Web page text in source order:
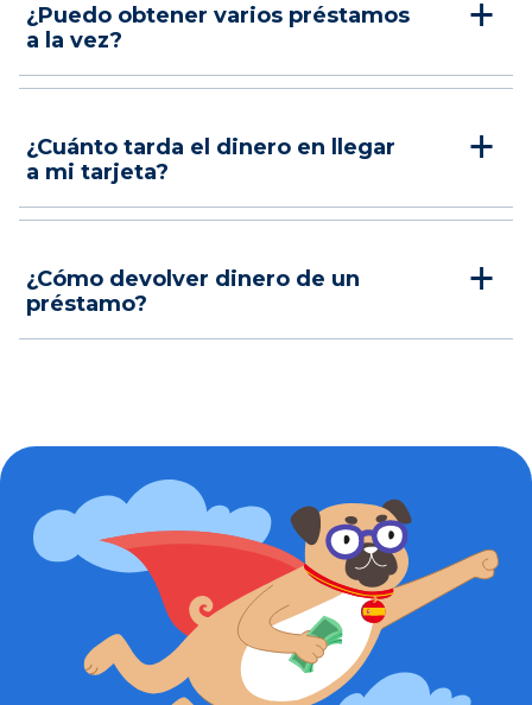
¿Puedo obtener varios préstamos
a la vez?
¿Cuánto tarda el dinero en llegar
a mi tarjeta?
¿Cómo devolver dinero de un
préstamo?